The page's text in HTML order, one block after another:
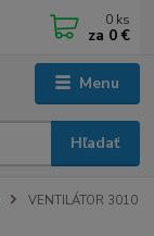
Menu
Hľadať
0 ks
za 0 €
VENTILÁTOR 3010